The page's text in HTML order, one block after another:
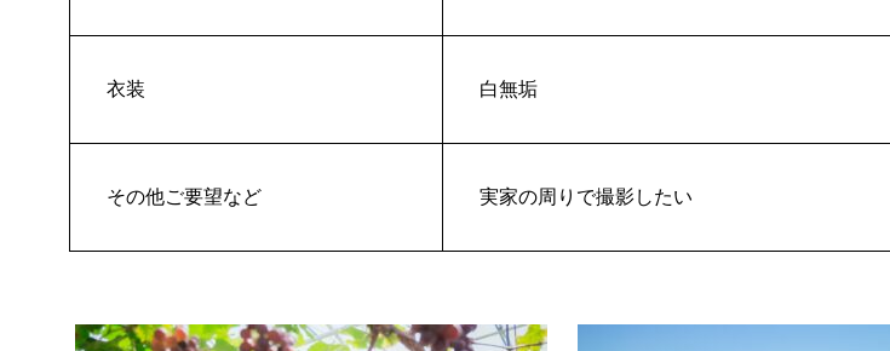
衣装 白無垢
その他ご要望など 実家の周りで撮影したい